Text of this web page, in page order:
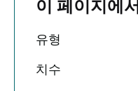
이 페이지에서
유형
치수